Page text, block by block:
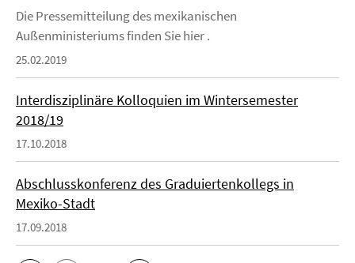
Die Pressemitteilung des mexikanischen
Außenministeriums finden Sie hier .
25.02.2019
Interdisziplinäre Kolloquien im Wintersemester
2018/19
17.10.2018
Abschlusskonferenz des Graduiertenkollegs in
Mexiko-Stadt
17.09.2018